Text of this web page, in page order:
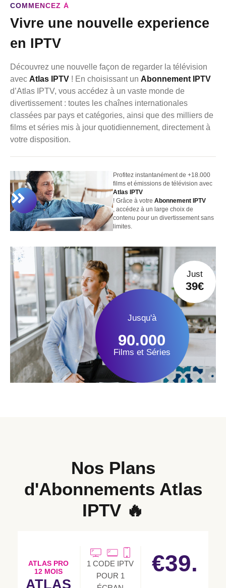
Vivre une nouvelle experience
en IPTV
COMMENCEZ À
Découvrez une nouvelle façon de regarder la télévision
avec Atlas IPTV ! En choisissant un Abonnement IPTV
d’Atlas IPTV, vous accédez à un vaste monde de
divertissement : toutes les chaînes internationales
classées par pays et catégories, ainsi que des milliers de
films et séries mis à jour quotidiennement, directement à
votre disposition.
Profitez instantanément de +18.000
films et émissions de télévision avec
Atlas IPTV
! Grâce à votre Abonnement IPTV
, accédez à un large choix de
contenu pour un divertissement sans
limites.
Just
39€
Jusqu'à
90.000
Films et Séries
Nos Plans
d'Abonnements Atlas
IPTV 🔥
ATLAS PRO
12 MOIS
ATLAS
1 CODE IPTV
POUR 1
€39.